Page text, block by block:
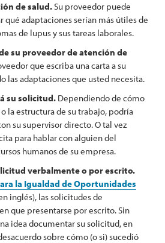
de salud.Su proveedor puede
qué adaptaciones serían más útiles de
de lupus y sus tareas laborales.
su proveedor de atención de
que escriba una carta a su
las adaptaciones que usted necesita.
su solicitud. Dependiendo de cómo
la estructura de su trabajo, podría
su supervisor directo. O tal vez
para hablar con alguien del
humanos de su empresa.
verbalmente o por escrito.
la Igualdad de Oportunidades
inglés), las solicitudes de
que presentarse por escrito. Sin
idea documentar su solicitud, en
sobre cómo (o si) sucedió